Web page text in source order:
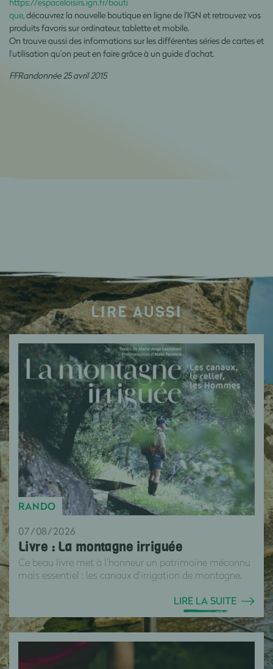
que , découvrez la nouvelle boutique en ligne de l'IGN et retrouvez vos
produits favoris sur ordinateur, tablette et mobile.
On trouve aussi des informations sur les différentes séries de cartes et
l'utilisation qu’on peut en faire grâce à un guide d’achat.
FFRandonnée 25 avril 2015
LIRE AUSSI
RANDO
07/08/2026
Livre : La montagne irriguée
Ce beau livre met à l’honneur un patrimoine méconnu
mais essentiel : les canaux d’irrigation de montagne.
LIRE LA SUITE